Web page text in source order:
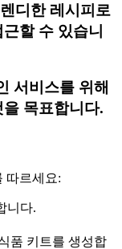
디한 레시피로
할 수 있습니
서비스를 위해
목표합니다.
따르세요:
니다.
품 키트를 생성합